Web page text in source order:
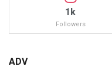
1k
Followers
ADV